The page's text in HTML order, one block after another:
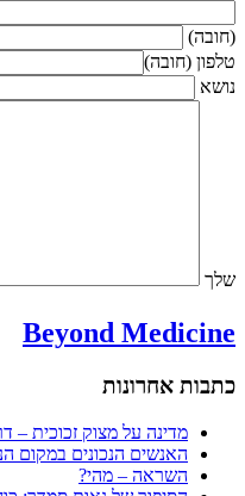
(חובה)
טלפון (חובה)
נושא
שלך
Beyond Medicine
כתבות אחרונות
מדינה על מצוק זכוכית –
האנשים הנכונים במקום
השראה – מהי?